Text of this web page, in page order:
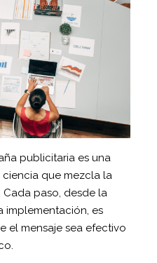
publicitaria es una
que mezcla la
paso, desde la
implementación, es
el mensaje sea efectivo